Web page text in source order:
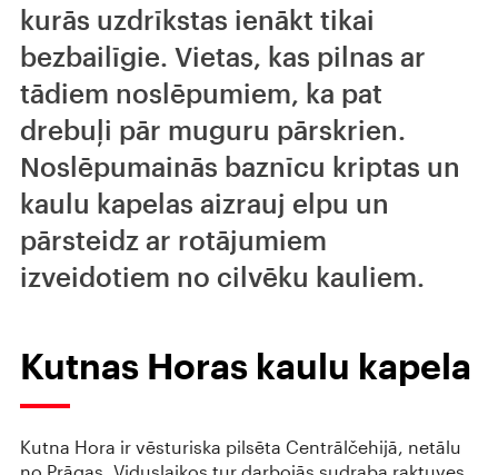
kurās uzdrīkstas ienākt tikai
bezbailīgie. Vietas, kas pilnas ar
tādiem noslēpumiem, ka pat
drebuļi pār muguru pārskrien.
Noslēpumainās baznīcu kriptas un
kaulu kapelas aizrauj elpu un
pārsteidz ar rotājumiem
izveidotiem no cilvēku kauliem.
Kutnas Horas kaulu kapela
Kutna Hora ir vēsturiska pilsēta Centrālčehijā, netālu